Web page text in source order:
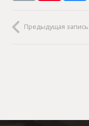
Предыдущая запись